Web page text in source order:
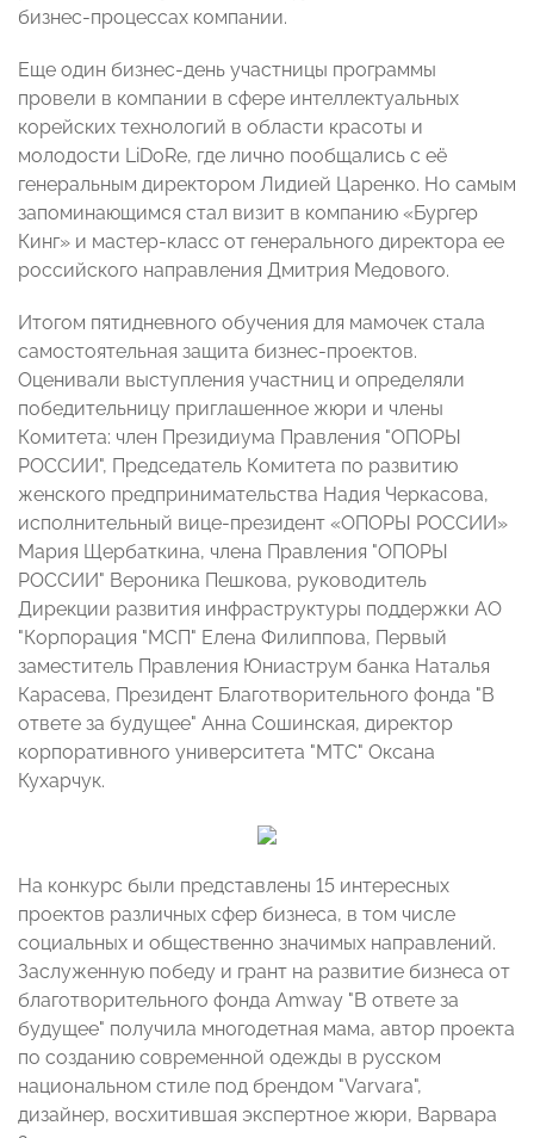
бизнес-процессах компании.
Еще один бизнес-день участницы программы
провели в компании в сфере интеллектуальных
корейских технологий в области красоты и
молодости LiDoRe, где лично пообщались с её
генеральным директором Лидией Царенко. Но самым
запоминающимся стал визит в компанию «Бургер
Кинг» и мастер-класс от генерального директора ее
российского направления Дмитрия Медового.
Итогом пятидневного обучения для мамочек стала
самостоятельная защита бизнес-проектов.
Оценивали выступления участниц и определяли
победительницу приглашенное жюри и члены
Комитета: член Президиума Правления "ОПОРЫ
РОССИИ", Председатель Комитета по развитию
женского предпринимательства Надия Черкасова,
исполнительный вице-президент «ОПОРЫ РОССИИ»
Мария Щербаткина, члена Правления "ОПОРЫ
РОССИИ" Вероника Пешкова, руководитель
Дирекции развития инфраструктуры поддержки АО
"Корпорация "МСП" Елена Филиппова, Первый
заместитель Правления Юниаструм банка Наталья
Карасева, Президент Благотворительного фонда "В
ответе за будущее" Анна Сошинская, директор
корпоративного университета "МТС" Оксана
Кухарчук.
На конкурс были представлены 15 интересных
проектов различных сфер бизнеса, в том числе
социальных и общественно значимых направлений.
Заслуженную победу и грант на развитие бизнеса от
благотворительного фонда Amway "В ответе за
будущее" получила многодетная мама, автор проекта
по созданию современной одежды в русском
национальном стиле под брендом "Varvara",
дизайнер, восхитившая экспертное жюри, Варвара